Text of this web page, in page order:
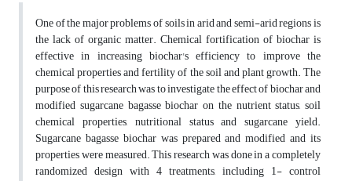
One of the major problems of soils in arid and semi-arid regions is
the lack of organic matter. Chemical fortification of biochar is
effective in increasing biochar's efficiency to improve the
chemical properties and fertility of the soil and plant growth. The
purpose of this research was to investigate the effect of biochar and
modified sugarcane bagasse biochar on the nutrient status, soil
chemical properties, nutritional status and sugarcane yield.
Sugarcane bagasse biochar was prepared and modified and its
properties were measured. This research was done in a completely
randomized design with 4 treatments, including 1- control